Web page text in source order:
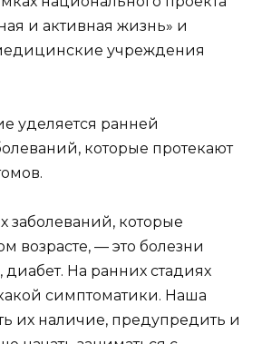
и активная жизнь» и
учреждения
уделяется ранней
которые протекают
заболеваний, которые
возрасте, — это болезни
диабет. На ранних стадиях
симптоматики. Наша
их наличие, предупредить и